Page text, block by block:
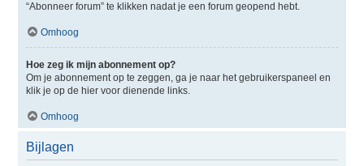
“Abonneer forum” te klikken nadat je een forum geopend hebt.
Omhoog
Hoe zeg ik mijn abonnement op?
Om je abonnement op te zeggen, ga je naar het gebruikerspaneel en
klik je op de hier voor dienende links.
Omhoog
Bijlagen